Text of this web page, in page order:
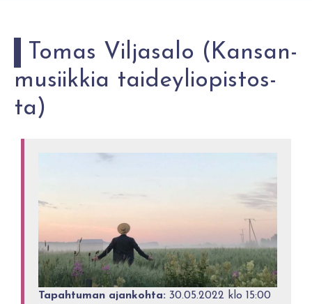
Tomas Vil­ja­sa­lo (Kan­san­
musiik­kia tai­dey­li­opis­tos­
ta)
Tapahtuman ajankohta: 30.05.2022 klo 15:00